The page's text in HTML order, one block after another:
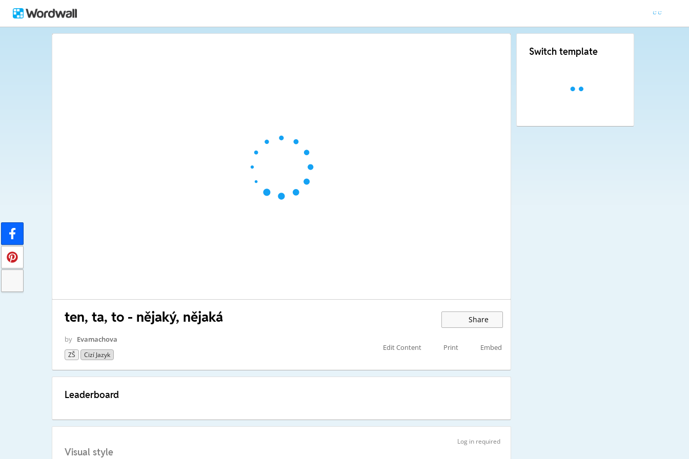
ten, ta, to - nějaký, nějaká Share
by Evamachova
ZŠ Cizí Jazyk
Edit Content Print Embed
Leaderboard
Log in required
Visual style
Switch template